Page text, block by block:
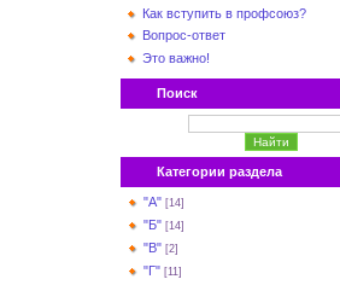
Как вступить в профсоюз?
Вопрос-ответ
Это важно!
Поиск
Категории раздела
"А" [14]
"Б" [14]
"В" [2]
"Г" [11]